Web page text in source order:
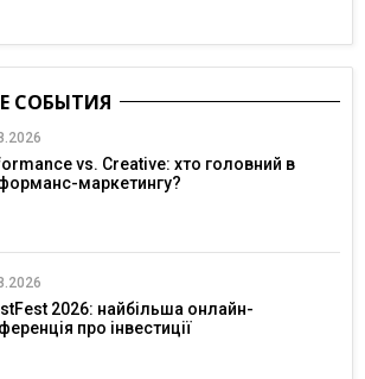
СОБЫТИЯ
vs. Creative: хто головний в
маркетингу?
2026: найбільша онлайн-
про інвестиції